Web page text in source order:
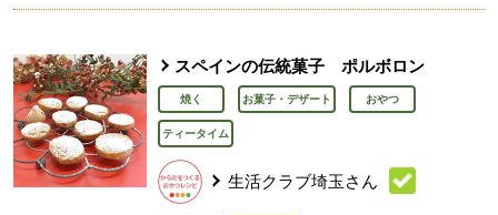
スペインの伝統菓子 ポルボロン
焼く お菓子・デザート おやつ
ティータイム
生活クラブ埼玉さん